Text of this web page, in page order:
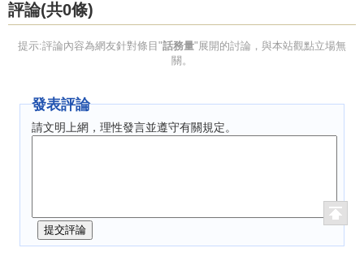
單位），如果一條電話線被占用（統計）時長為0.5小時，話
務量是0.5愛爾蘭。
如果電話線占用的時間以百秒為單位的話，話務量單位
話務量分為電路話務里和交換機話務量，交換機話務量
是指該交換機上所有用戶線路話務量和。
評論(共0條)
提示:評論內容為網友針對條目"話務量"展開的討論，與本站觀點立場無
關。
發表評論
請文明上網，理性發言並遵守有關規定。